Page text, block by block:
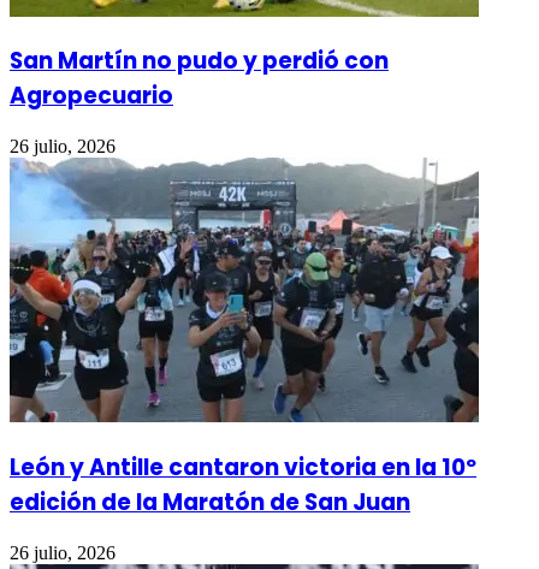
San Martín no pudo y perdió con
Agropecuario
26 julio, 2026
León y Antille cantaron victoria en la 10º
edición de la Maratón de San Juan
26 julio, 2026